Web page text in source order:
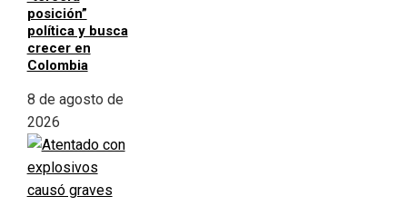
posición”
política y busca
crecer en
Colombia
8 de agosto de
2026